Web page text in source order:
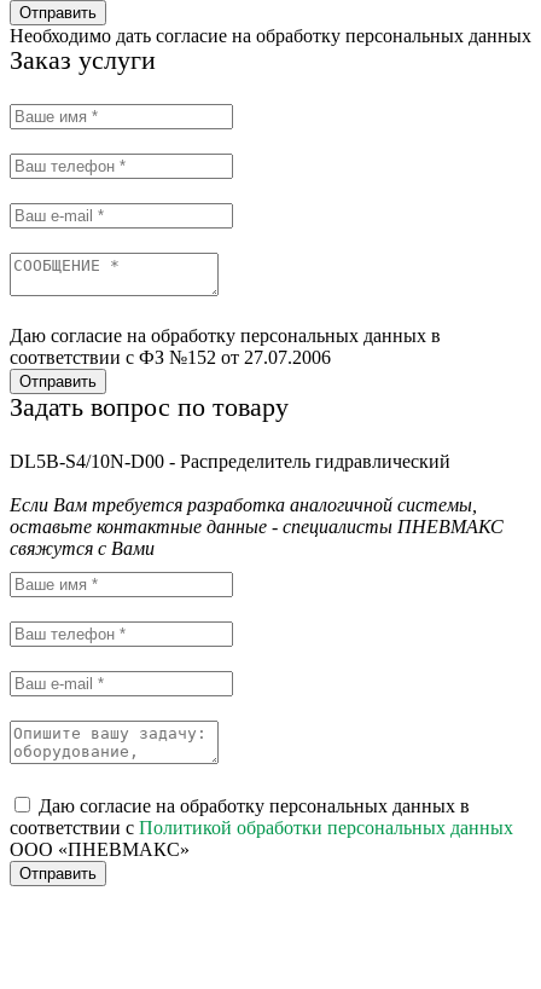
Отправить
Необходимо дать согласие на обработку персональных данных
Заказ услуги
Даю согласие на обработку персональных данных в
соответствии с ФЗ №152 от 27.07.2006
Отправить
Задать вопрос по товару
DL5B-S4/10N-D00 - Распределитель гидравлический
Если Вам требуется разработка аналогичной системы,
оставьте контактные данные - специалисты ПНЕВМАКС
свяжутся с Вами
Даю согласие на обработку персональных данных в
соответствии с Политикой обработки персональных данных
ООО «ПНЕВМАКС»
Отправить